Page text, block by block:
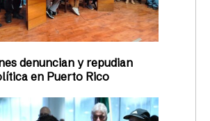
denuncian y repudian
en Puerto Rico